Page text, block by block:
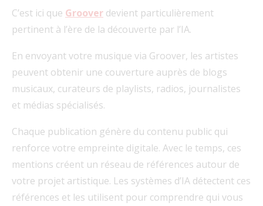
C’est ici que Groover devient particulièrement
pertinent à l’ère de la découverte par l’IA.
En envoyant votre musique via Groover, les artistes
peuvent obtenir une couverture auprès de blogs
musicaux, curateurs de playlists, radios, journalistes
et médias spécialisés.
Chaque publication génère du contenu public qui
renforce votre empreinte digitale. Avec le temps, ces
mentions créent un réseau de références autour de
votre projet artistique. Les systèmes d’IA détectent ces
références et les utilisent pour comprendre qui vous